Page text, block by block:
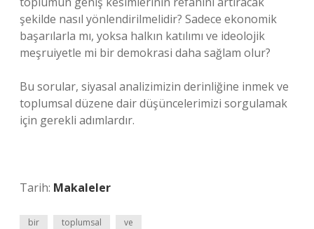
şekilde nasıl yönlendirilmelidir? Sadece ekonomik
başarılarla mı, yoksa halkın katılımı ve ideolojik
meşruiyetle mi bir demokrasi daha sağlam olur?
Bu sorular, siyasal analizimizin derinliğine inmek ve
toplumsal düzene dair düşüncelerimizi sorgulamak
için gerekli adımlardır.
Tarih: Makaleler
bir toplumsal ve